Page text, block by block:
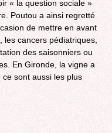
« la question sociale »
Poutou a ainsi regretté
de mettre en avant
les cancers pédiatriques,
des saisonniers ou
En Gironde, la vigne a
ce sont aussi les plus